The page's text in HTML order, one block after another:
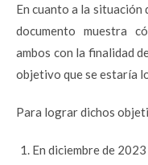
En cuanto a la situación
documento muestra
ambos con la finalidad
objetivo que se estaría
Para lograr dichos
En diciembre de